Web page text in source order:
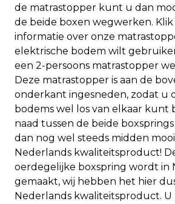
de matrastopper kunt u dan
de beide boxen wegwerken.
informatie over onze
elektrische bodem wilt
een 2-persoons matrastopper
Deze matrastopper is aan de
onderkant ingesneden, zodat u
bodems wel los van elkaar kunt
naad tussen de beide
dan nog wel steeds midden
Nederlands kwaliteitsproduct!
oerdegelijke boxspring wordt in
gemaakt, wij hebben het hier
Nederlands kwaliteitsproduct.